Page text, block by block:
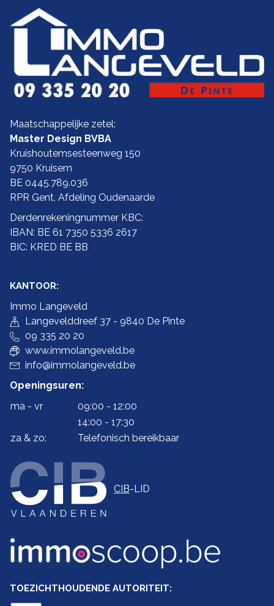
Maatschappelijke zetel:
Master Design BVBA
Kruishoutemsesteenweg 150
9750 Kruisem
BE 0445.789.036
RPR Gent, Afdeling Oudenaarde
Derdenrekeningnummer KBC:
IBAN: BE 61 7350 5336 2617
BIC: KRED BE BB
KANTOOR:
Immo Langeveld
Langevelddreef 37 - 9840 De Pinte
09 335 20 20
www.immolangeveld.be
info@immolangeveld.be
Openingsuren:
ma - vr
09:00 - 12:00
14:00 - 17:30
za & zo:
Telefonisch bereikbaar
CIB-LID
TOEZICHTHOUDENDE AUTORITEIT: